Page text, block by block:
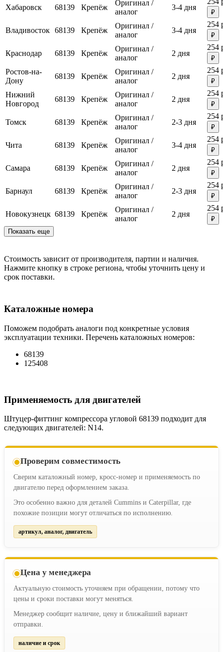
Хабаровск 68139 Крепёж
Оригинал /
аналог
3-4 дня
₽
Владивосток 68139 Крепёж
Оригинал /
аналог
3-4 дня
254
₽
Краснодар 68139 Крепёж
Оригинал /
аналог
2 дня
254
₽
Ростов-на-
Дону
68139 Крепёж
Оригинал /
аналог
2 дня
254
₽
Нижний
Новгород
68139 Крепёж
Оригинал /
аналог
2 дня
254
₽
Томск 68139 Крепёж
Оригинал /
аналог
2-3 дня
254
₽
Чита 68139 Крепёж
Оригинал /
аналог
3-4 дня
254
₽
Самара 68139 Крепёж
Оригинал /
аналог
2 дня
254
₽
Барнаул 68139 Крепёж
Оригинал /
аналог
2-3 дня
254
₽
Новокузнецк 68139 Крепёж
Оригинал /
аналог
2 дня
254
₽
Показать еще
Стоимость зависит от производителя, партии и наличия.
Нажмите кнопку в строке региона, чтобы уточнить цену и
срок поставки.
Каталожные номера
Поможем подобрать аналоги под конкретные условия
эксплуатации техники. Перечень каталожных номеров:
68139
125408
Применяемость для двигателей
Штуцер-фиттинг компрессора угловой 68139 подходит для
следующих двигателей: N14.
Проверим совместимость
Сверим каталожный номер, кросс-номер и применяемость по
двигателю перед оформлением заказа.
Это особенно важно для деталей Cummins и Caterpillar, где
похожие позиции могут отличаться по исполнению.
артикул, аналог, двигатель
Цена у менеджера
Актуальную стоимость уточняем при обращении, потому что
цены и сроки поставки могут меняться.
Менеджер сообщит наличие, цену и ближайший вариант
отправки.
наличие и срок